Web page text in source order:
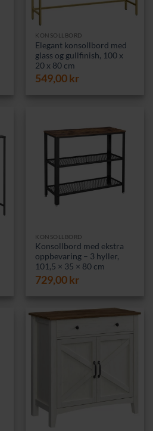
KONSOLLBORD
Elegant konsollbord med
glass og gullfinish, 100 x
20 x 80 cm
549,00kr
KONSOLLBORD
Konsollbord med ekstra
oppbevaring – 3 hyller,
101,5 × 35 × 80 cm
729,00kr